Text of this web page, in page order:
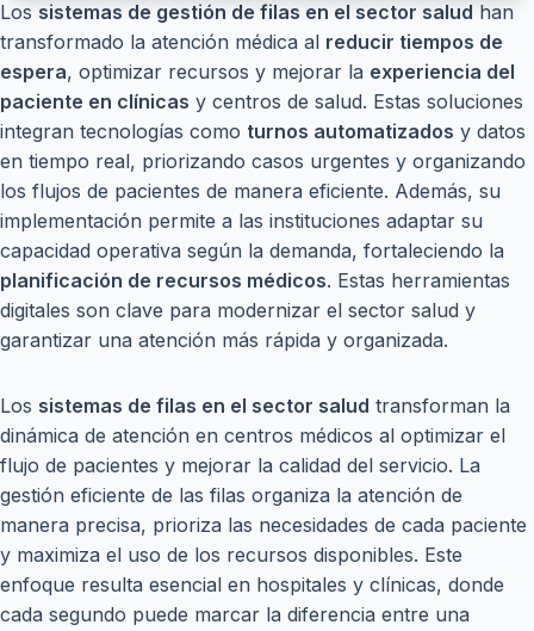
Los sistemas de gestión de filas en el sector salud han
transformado la atención médica al reducir tiempos de
espera, optimizar recursos y mejorar la experiencia del
paciente en clínicas y centros de salud. Estas soluciones
integran tecnologías como turnos automatizados y datos
en tiempo real, priorizando casos urgentes y organizando
los flujos de pacientes de manera eficiente. Además, su
implementación permite a las instituciones adaptar su
capacidad operativa según la demanda, fortaleciendo la
planificación de recursos médicos. Estas herramientas
digitales son clave para modernizar el sector salud y
garantizar una atención más rápida y organizada.
Los sistemas de filas en el sector salud transforman la
dinámica de atención en centros médicos al optimizar el
flujo de pacientes y mejorar la calidad del servicio. La
gestión eficiente de las filas organiza la atención de
manera precisa, prioriza las necesidades de cada paciente
y maximiza el uso de los recursos disponibles. Este
enfoque resulta esencial en hospitales y clínicas, donde
cada segundo puede marcar la diferencia entre una